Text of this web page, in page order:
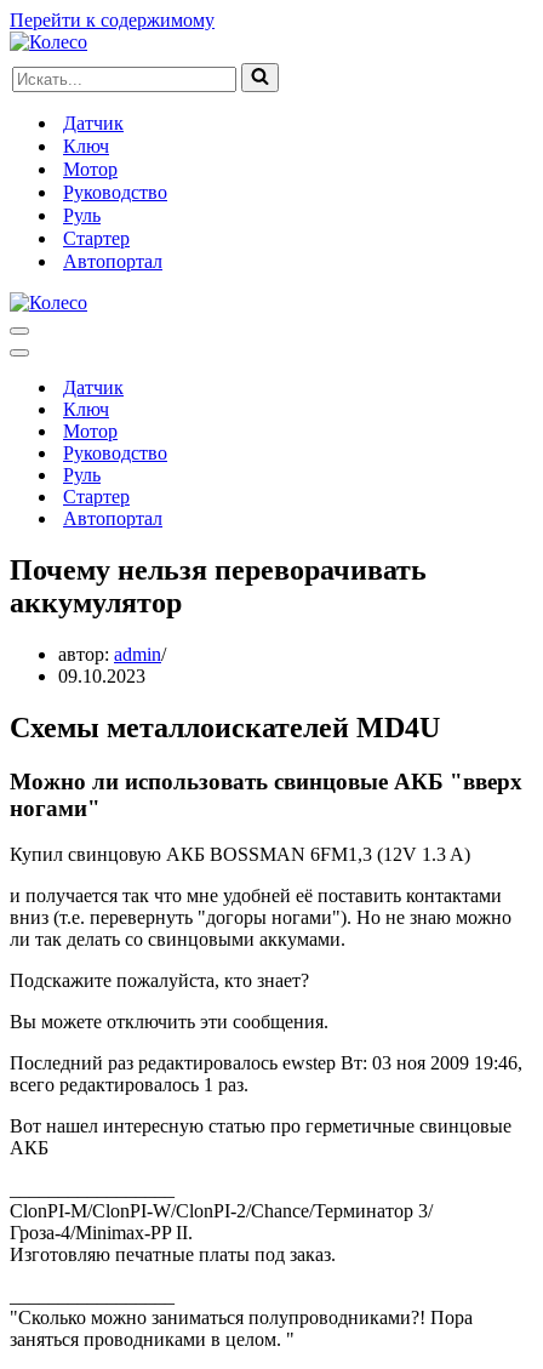
Перейти к содержимому
Искать...
Датчик
Ключ
Мотор
Руководство
Руль
Стартер
Автопортал
Меню
навигации
Меню
навигацииДатчик
Ключ
Мотор
Руководство
Руль
Стартер
Автопортал
Почему нельзя переворачивать
аккумулятор
автор: admin
09.10.2023
Схемы металлоискателей MD4U
Можно ли использовать свинцовые АКБ "вверх
ногами"
Купил свинцовую АКБ BOSSMAN 6FM1,3 (12V 1.3 A)
и получается так что мне удобней её поставить контактами
вниз (т.е. перевернуть "догоры ногами"). Но не знаю можно
ли так делать со свинцовыми аккумами.
Подскажите пожалуйста, кто знает?
Вы можете отключить эти сообщения.
Последний раз редактировалось ewstep Вт: 03 ноя 2009 19:46,
всего редактировалось 1 раз.
Вот нашел интересную статью про герметичные свинцовые
АКБ
ClonPI-M/ClonPI-W/ClonPI-2/Chance/Терминатор 3/
Гроза-4/Minimax-PP II.
Изготовляю печатные платы под заказ.
"Сколько можно заниматься полупроводниками?! Пора
заняться проводниками в целом. "